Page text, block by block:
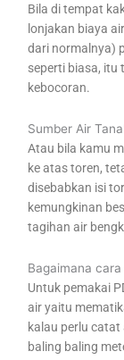
Bila di tempat
lonjakan biaya
dari normalnya)
seperti biasa, itu
kebocoran.
Sumber Air
Atau bila kamu
ke atas toren,
disebabkan isi
kemungkinan
tagihan air
Bagaimana
Untuk pemakai
air yaitu
kalau perlu
baling baling